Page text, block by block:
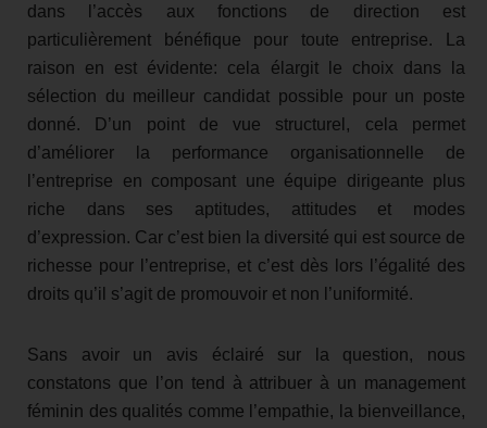
dans l’accès aux fonctions de direction est
particulièrement bénéfique pour toute entreprise. La
raison en est évidente: cela élargit le choix dans la
sélection du meilleur candidat possible pour un poste
donné. D’un point de vue structurel, cela permet
d’améliorer la performance organisationnelle de
l’entreprise en composant une équipe dirigeante plus
riche dans ses aptitudes, attitudes et modes
d’expression. Car c’est bien la diversité qui est source de
richesse pour l’entreprise, et c’est dès lors l’égalité des
droits qu’il s’agit de promouvoir et non l’uniformité.
Sans avoir un avis éclairé sur la question, nous
constatons que l’on tend à attribuer à un management
féminin des qualités comme l’empathie, la bienveillance,